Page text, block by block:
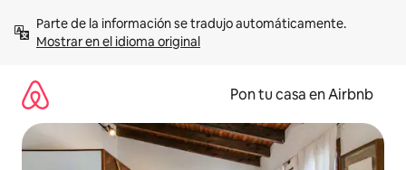
contenidoMostrar en el idioma original
Pon tu casa en Airbnb